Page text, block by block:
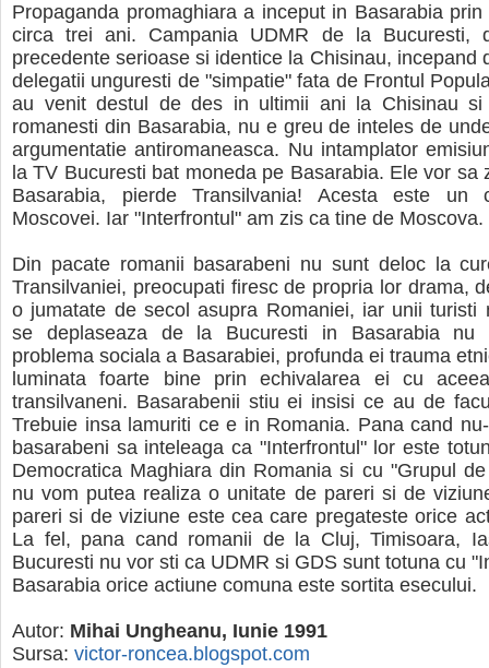
Propaganda promaghiara a inceput in Basarabia prin
circa trei ani. Campania UDMR de la Bucuresti,
precedente serioase si identice la Chisinau, incepand
delegatii unguresti de "simpatie" fata de Frontul
au venit destul de des in ultimii ani la Chisinau
romanesti din Basarabia, nu e greu de inteles de
argumentatie antiromaneasca. Nu intamplator
la TV Bucuresti bat moneda pe Basarabia. Ele vor sa
Basarabia, pierde Transilvania! Acesta este un
Moscovei. Iar "Interfrontul" am zis ca tine de Moscova.
Din pacate romanii basarabeni nu sunt deloc la
Transilvaniei, preocupati firesc de propria lor drama,
o jumatate de secol asupra Romaniei, iar unii turisti
se deplaseaza de la Bucuresti in Basarabia nu
problema sociala a Basarabiei, profunda ei trauma
luminata foarte bine prin echivalarea ei cu
transilvaneni. Basarabenii stiu ei insisi ce au de
Trebuie insa lamuriti ce e in Romania. Pana cand
basarabeni sa inteleaga ca "Interfrontul" lor este
Democratica Maghiara din Romania si cu "Grupul
nu vom putea realiza o unitate de pareri si de
pareri si de viziune este cea care pregateste orice
La fel, pana cand romanii de la Cluj, Timisoara,
Bucuresti nu vor sti ca UDMR si GDS sunt totuna cu
Basarabia orice actiune comuna este sortita esecului.
Autor: Mihai Ungheanu, Iunie 1991
Sursa: victor-roncea.blogspot.com